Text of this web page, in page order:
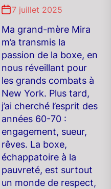
7 juillet 2025
Ma grand-mère Mira
m’a transmis la
passion de la boxe, en
nous réveillant pour
les grands combats à
New York. Plus tard,
j’ai cherché l’esprit des
années 60-70 :
engagement, sueur,
rêves. La boxe,
échappatoire à la
pauvreté, est surtout
un monde de respect,